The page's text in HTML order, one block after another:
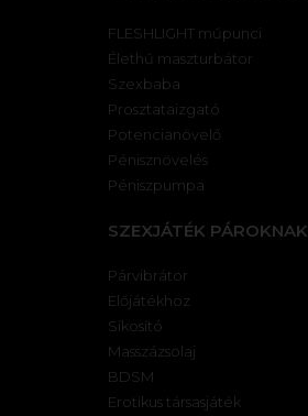
FLESHLIGHT műpunci
Élethű maszturbátor
Szexbaba
Prosztataizgató
Potencianövelő
Pénisznövelés
Péniszpumpa
SZEXJÁTÉK PÁROKNAK
Párvibrátor
Előjátékhoz
Síkosító
Masszázsolaj
BDSM
Erotikus társasjáték